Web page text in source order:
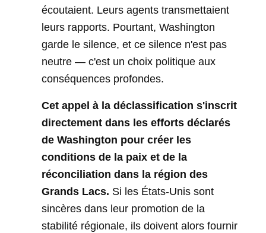
écoutaient. Leurs agents transmettaient
leurs rapports. Pourtant, Washington
garde le silence, et ce silence n'est pas
neutre — c'est un choix politique aux
conséquences profondes.
Cet appel à la déclassification s'inscrit
directement dans les efforts déclarés
de Washington pour créer les
conditions de la paix et de la
réconciliation dans la région des
Grands Lacs. Si les États-Unis sont
sincères dans leur promotion de la
stabilité régionale, ils doivent alors fournir